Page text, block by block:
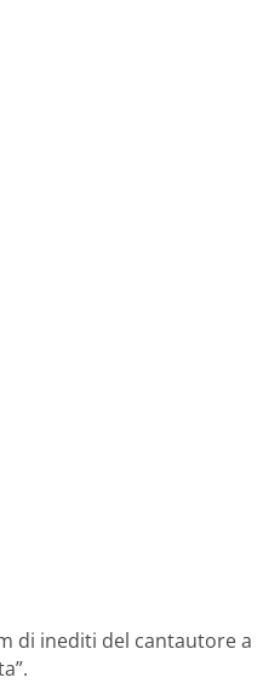
di inediti del cantautore a